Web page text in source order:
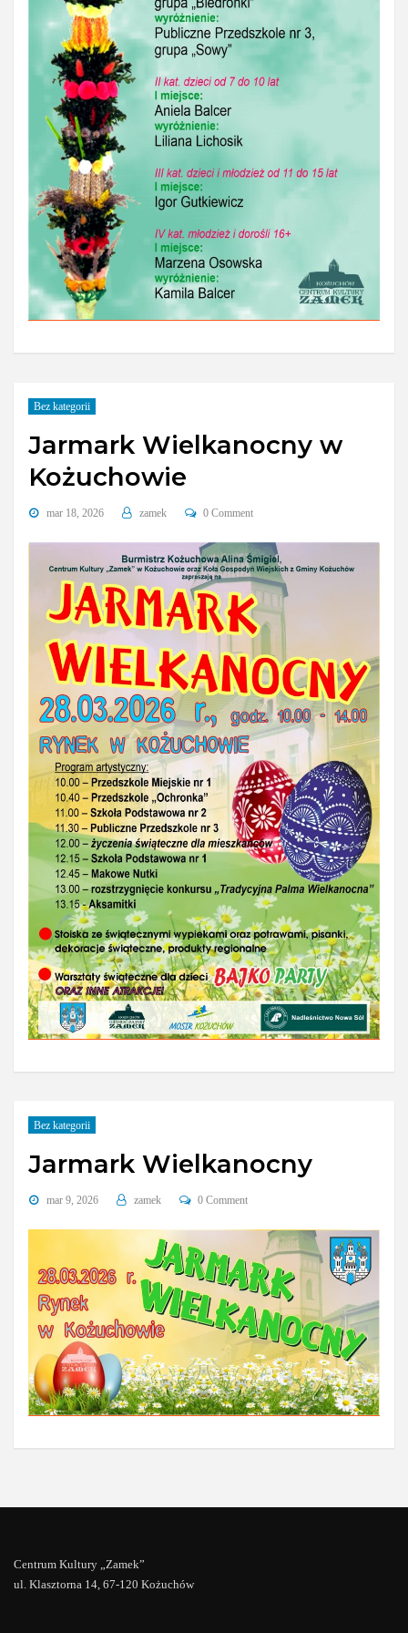
Bez kategorii
Jarmark Wielkanocny w
Kożuchowie
mar 18, 2026 zamek 0 Comment
Bez kategorii
Jarmark Wielkanocny
mar 9, 2026 zamek 0 Comment
Centrum Kultury „Zamek”
ul. Klasztorna 14, 67-120 Kożuchów